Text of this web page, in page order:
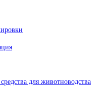
для животноводства